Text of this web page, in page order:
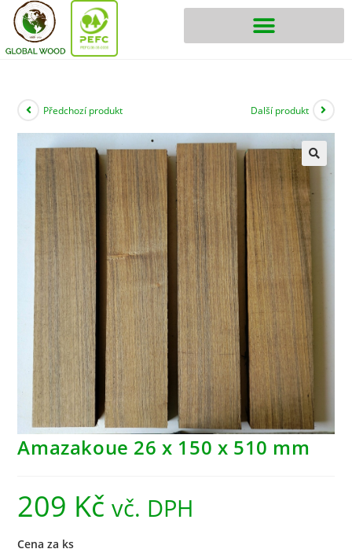
Předchozí produkt Další produkt
Amazakoue 26 x 150 x 510 mm
209 Kč vč. DPH
Cena za ks